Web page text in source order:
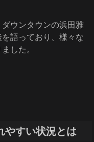
ウンタウンの浜田雅
語っており、様々な
した。
やすい状況とは